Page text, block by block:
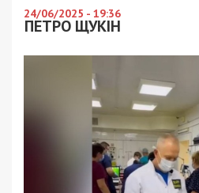
24/06/2025 - 19:36
ПЕТРО ЩУКІН